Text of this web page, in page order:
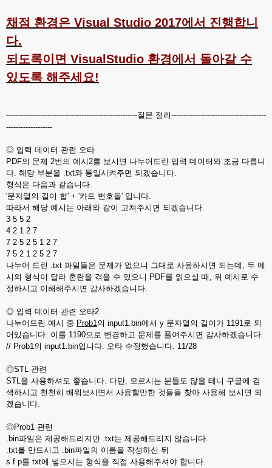
채점 환경은 Visual Studio 2017에서 진행합니
다.
되도록이면 VisualStudio 환경에서 돌아갈 수
있도록 해주세요!
------------------------------------------------------질문 정리---------------------------------------
-------------------
◎ 입력 데이터 관련 오타
PDF의 문제 2번의 예시2를 보시면 나누어드린 입력 데이터와 조금 다릅니
다. 해당 부분을 .txt와 통일시켜주면 되겠습니다.
형식은 다음과 같습니다.
'문자열의 길이 합' + '카드 번호들' 입니다.
따라서 해당 예시는 아래와 같이 고쳐주시면 되겠습니다.
3 5 5 2
4 2 1 2 7
7 2 5 2 5 1 2 7
7 5 2 1 2 5 2 7
나누어 드린 .txt 파일들은 문제가 없으니 그대로 사용하시면 되는데, 두 예
시의 형식이 달라 혼란을 겪을 수 있으니 PDF를 읽으실 때, 위 예시로 수
정하시고 이해해주시면 감사하겠습니다.
◎ 입력 데이터 관련 오타2
나누어드린 예시 중 Prob1의 input1.bin에서 y 문자열의 길이가 1191로 되
어있습니다. 이를 1190으로 변경하고 문제를 풀여주시면 감사하겠습니다.
// Prob1의 input1.bin입니다. 오타 수정했습니다. 11/28
◎STL 관련
STL을 사용하셔도 좋습니다. 다만, 모르시는 분들도 많을 테니 구글에 검
색하시고 천천히 배워보시면서 사용할만한 것들을 찾아 사용해 보시면 되
겠습니다.
◎Prob1 관련
.bin파일은 제공해드리지만 .txt는 제공해드리지 않습니다.
.txt를 만드시고 .bin파일의 이름을 작성하신 뒤
s f p를 txt에 넣으시는 형식을 직접 사용해주셔야 합니다.